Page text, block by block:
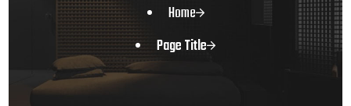
Home
Page Title